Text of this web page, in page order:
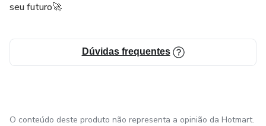
seu futuro🚀
Dúvidas frequentes
O conteúdo deste produto não representa a opinião da Hotmart.